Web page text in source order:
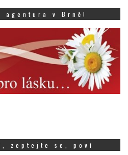
agentura v Brně!
zeptejte se, poví